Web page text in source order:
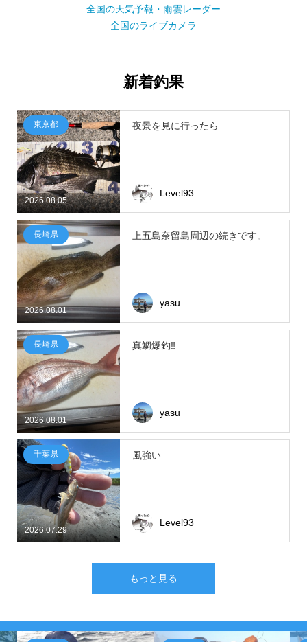
全国の天気予報・雨雲レーダー
全国のライブカメラ
新着釣果
2026.08.05
東京都 夜景を見に行ったら
Level93
2026.08.01
長崎県 上五島奈留島周辺の続きです。
yasu
2026.08.01
長崎県 真鯛爆釣‼
yasu
2026.07.29
千葉県 風強い
Level93
もっと見る